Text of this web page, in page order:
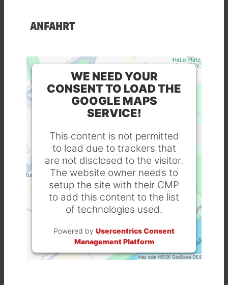
ANFAHRT
WE NEED YOUR
CONSENT TO LOAD THE
GOOGLE MAPS
SERVICE!
This content is not permitted
to load due to trackers that
are not disclosed to the visitor.
The website owner needs to
setup the site with their CMP
to add this content to the list
of technologies used.
Powered by Usercentrics Consent
Management Platform